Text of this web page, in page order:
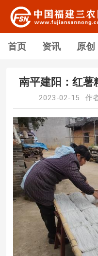
首页 资讯 原创
南平建阳：红薯
2023-02-15 作